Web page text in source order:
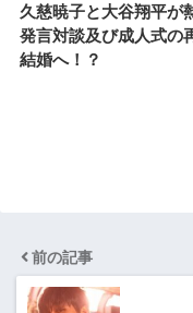
久慈暁子と大谷翔平が
発言対談及び成人式の
結婚へ！？
前の記事